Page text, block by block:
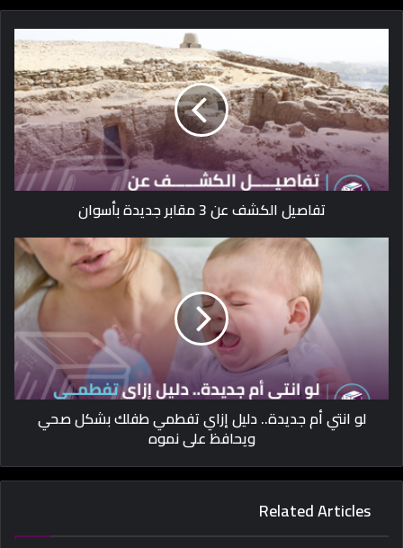
تفاصيل الكشف عن 3 مقابر جديدة بأسوان
لو انتي أم جديدة.. دليل إزاي تفطمي طفلك بشكل صحي
ويحافظ على نموه
Related Articles